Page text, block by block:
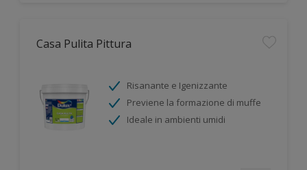
Casa Pulita Pittura
Risanante e Igenizzante
Previene la formazione di muffe
Ideale in ambienti umidi